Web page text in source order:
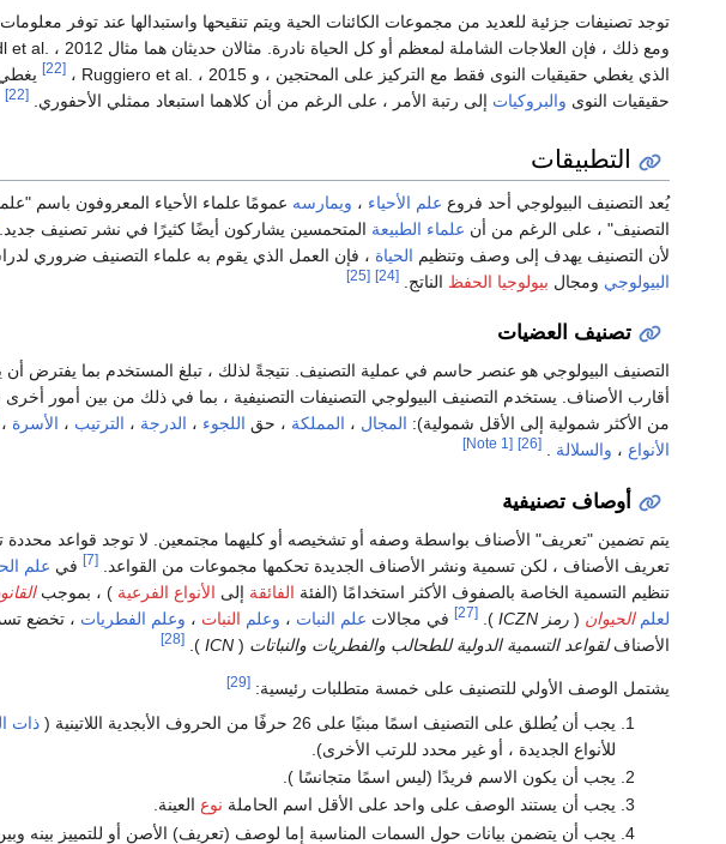
توجد تصنيفات جزئية للعديد من مجموعات الكائنات الحية ويتم تنقيحها واستبدالها عند توفر
ومع ذلك ، فإن العلاجات الشاملة لمعظم أو كل الحياة نادرة. مثالان حديثان هما مثال Adl et al. ، 2012 ،
الذي يغطي حقيقيات النوى فقط مع التركيز على المحتجين ، و Ruggiero et al. ، 2015 ، [22]
حقيقيات النوى والبروكيات إلى رتبة الأمر ، على الرغم من أن كلاهما استبعاد ممثلي الأحفوري. [22]
التطبيقات
يُعد التصنيف البيولوجي أحد فروع علم الأحياء ، ويمارسه عمومًا علماء الأحياء المعروفون باسم
التصنيف" ، على الرغم من أن علماء الطبيعة المتحمسين يشاركون أيضًا كثيرًا في نشر تصنيف جديد.
لأن التصنيف يهدف إلى وصف وتنظيم الحياة ، فإن العمل الذي يقوم به علماء التصنيف ضروري
البيولوجي ومجال بيولوجيا الحفظ الناتج. [24]
[25]
تصنيف العضيات
التصنيف البيولوجي هو عنصر حاسم في عملية التصنيف. نتيجةً لذلك ، تبلغ المستخدم بما يفترض أن
أقارب الأصناف. يستخدم التصنيف البيولوجي التصنيفات التصنيفية ، بما في ذلك من بين أمور أخرى
من الأكثر شمولية إلى الأقل شمولية): المجال ، المملكة ، حق اللجوء ، الدرجة ، الترتيب ، الأسرة ،
الأنواع ، والسلالة [26]
[Note 1]
أوصاف تصنيفية
يتم تضمين "تعريف" الأصناف بواسطة وصفه أو تشخيصه أو كليهما مجتمعين. لا توجد قواعد محددة
تعريف الأصناف ، لكن تسمية ونشر الأصناف الجديدة تحكمها مجموعات من القواعد.
[7] في علم
تنظيم التسمية الخاصة بالصفوف الأكثر استخدامًا (الفئة الفائقة إلى الأنواع الفرعية ) ، بموجب
لعلم الحيوان ( رمز ICZN ).
[27] في مجالات علم النبات ، وعلم النبات ، وعلم الفطريات ، تخضع
الأصنافلقواعد التسمية الدولية للطحالب والفطريات والنباتات (
ICN
).
[28]
يشتمل الوصف الأولي للتصنيف على خمسة متطلبات رئيسية: [29]
يجب أن يُطلق على التصنيف اسمًا مبنيًا على 26 حرفًا من الحروف الأبجدية اللاتينية (
ذات
للأنواع الجديدة ، أو غير محدد للرتب الأخرى).
يجب أن يكون الاسم فريدًا (ليس اسمًا متجانسًا ).
يجب أن يستند الوصف على واحد على الأقل اسم الحاملة نوعالعينة.
يجب أن يتضمن بيانات حول السمات المناسبة إما لوصف (تعريف) الأصن أو للتمييز بينه